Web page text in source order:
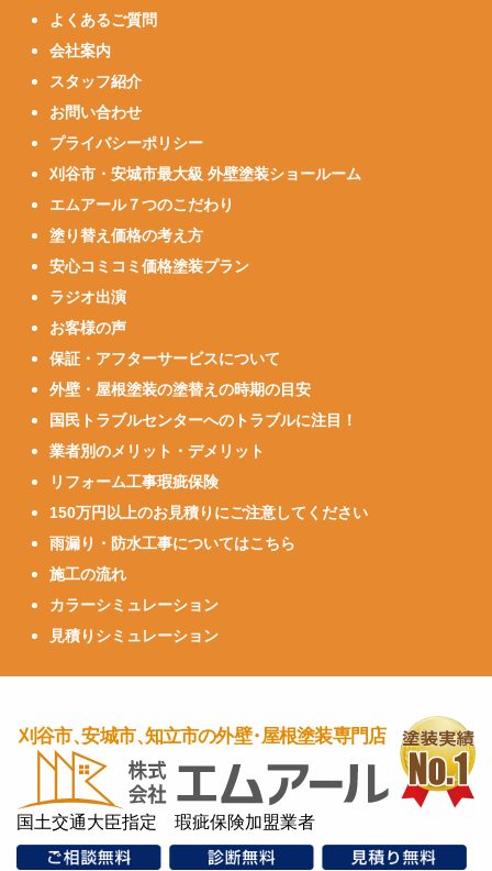
よくあるご質問
会社案内
スタッフ紹介
お問い合わせ
プライバシーポリシー
刈谷市・安城市最大級 外壁塗装ショールーム
エムアール７つのこだわり
塗り替え価格の考え方
安心コミコミ価格塗装プラン
ラジオ出演
お客様の声
保証・アフターサービスについて
外壁・屋根塗装の塗替えの時期の目安
国民トラブルセンターへのトラブルに注目！
業者別のメリット・デメリット
リフォーム工事瑕疵保険
150万円以上のお見積りにご注意してください
雨漏り・防水工事についてはこちら
施工の流れ
カラーシミュレーション
見積りシミュレーション
国土交通大臣指定 瑕疵保険加盟業者